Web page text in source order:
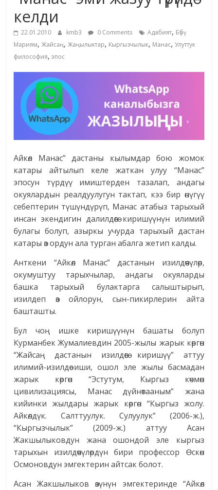
жана
адабияты
келди
22.01.2010 kmb3 0 Comments Адабият, Бүбү
Мариям,Жайсаң,Жаңылыктар, Кыргызчылык, Манас, Улуттук
философия,эпос
Айкөл Манас” дастаны кылымдар бою жомок
катары айтылып келе жаткан улуу “Манас”
эпосун түрдүү имиштерден тазалап, андагы
окуялардын реалдуулугун тактап, кээ бир өнүгүү
себептерин түшүндүрүп, Манас атабыз тарыхый
инсан экендигин далилдөөгө киришүүнүн илимий
булагы болуп, азыркы учурда тарыхый дастан
катары өз ордун ала турган абалга жетип калды.
Анткени “Айкөл Манас” дастанын изилдөөчүлөр,
окумуштуу тарыхчылар, андагы окуяларды
башка тарыхый булактарга салыштырып,
изилдеп өз ойлорун, сын-пикирлерин айта
башташты.
Бул чоң ишке киришүүнүн башаты болуп
Курманбек Жумалиевдин 2005-жылы жарык көргөн
“Жайсаң дастанын изилдөөгө киришүү” аттуу
илимий-изилдөө иши, ошол эле жылы басмадан
жарык көргөн “Эстутум, Кыргыз көчмөн
цивилизациясы, Манас дүйнөтааным” жана
кийинки жылдары жарык көргөн “Кыргыз жолу.
Айкөлдүк. Салттуулук. Сулуулук” (2006-ж.),
“Кыргызчылык” (2009-ж.) аттуу Асан
Жакшылыковдун жана ошондой эле кыргыз
тарыхын изилдөөчүлөрдүн бири профессор Өскөн
Осмоновдун эмгектерин айтсак болот.
Асан Жакшылыков өзүнүн эмгектеринде “Айкөл